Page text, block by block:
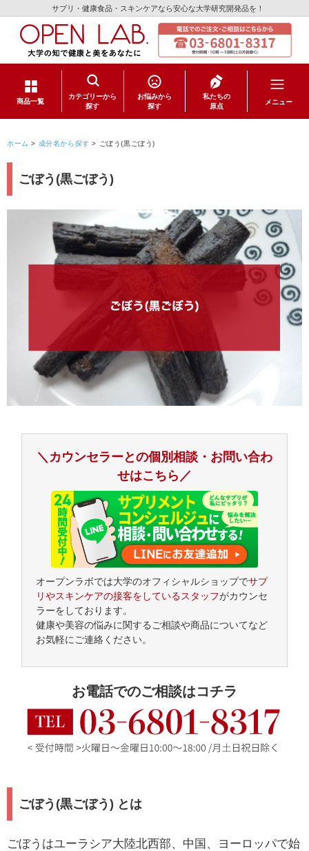
サプリ・健康食品・スキンケアなら安心な大学研究開発品を！
商品一覧
カテゴリーから
探す
日用品
お悩みから
探す
私たちの
原点
メニュー
ホーム > 成分名から探す > ごぼう(黒ごぼう)
ごぼう(黒ごぼう)
＼カウンセラーとの個別相談・お問い合わ
せはこちら／
オープンラボでは大学のオフィシャルショップでサプ
リやスキンケアの接客をしているスタッフがカウンセ
ラーをしております。
健康や美容の悩みに関するご相談や商品についてなど
お気軽にご連絡ください。
お電話でのご相談はコチラ
ごぼう(黒ごぼう) とは
ごぼうはユーラシア大陸北西部、中国、ヨーロッパで始